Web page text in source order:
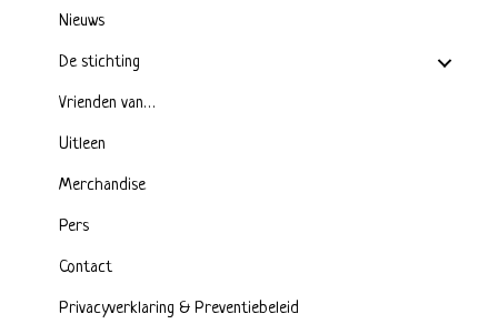
Nieuws
De stichting
Vrienden van…
Uitleen
Merchandise
Pers
Contact
Privacyverklaring & Preventiebeleid